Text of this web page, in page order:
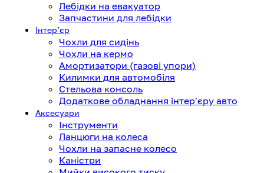
Лебідки на евакуатор
Запчастини для лебідки
Інтерʼєр
Чохли для сидінь
Чохли на кермо
Амортизатори (газові упори)
Килимки для автомобіля
Стельова консоль
Додаткове обладнання інтер'єру авто
Аксесуари
Інструменти
Ланцюги на колеса
Чохли на запасне колесо
Каністри